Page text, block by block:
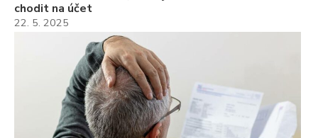
chodit na účet
22. 5. 2025